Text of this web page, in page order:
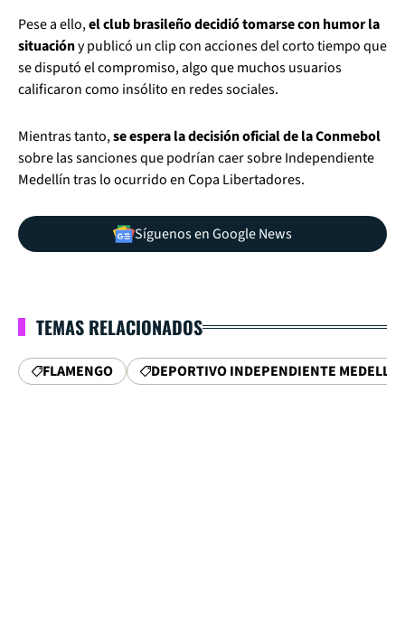
Pese a ello,el club brasileño decidió tomarse con humor la
situacióny publicó un clip con acciones del corto tiempo que
se disputó el compromiso, algo que muchos usuarios
calificaron como insólito en redes sociales.
Mientras tanto,se espera la decisión oficial de la Conmebol
sobre las sanciones que podrían caer sobre Independiente
Medellín tras lo ocurrido en Copa Libertadores.
Síguenos en Google News
TEMAS RELACIONADOS
FLAMENGO DEPORTIVO INDEPENDIENTE MEDELLÍN